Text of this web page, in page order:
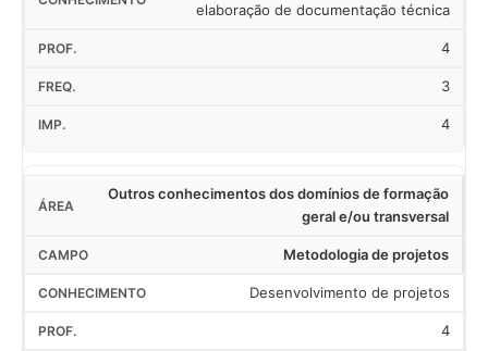
elaboração de documentação técnica
4
3
4
Outros conhecimentos dos domínios de formação
geral e/ou transversal
Metodologia de projetos
Desenvolvimento de projetos
4